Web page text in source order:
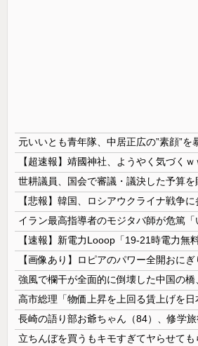
元いいとも青年隊、中居正広の”素顔”を
【超速報】靖國神社、ようやく気づく
【悲報】韓国、ロシアウクライナ戦争に